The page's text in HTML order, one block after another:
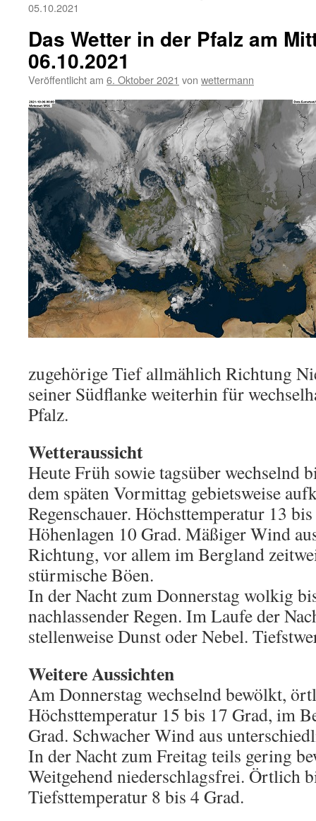
05.10.2021
Das Wetter in der Pfalz am
06.10.2021
Veröffentlicht am 6. Oktober 2021 von wettermann
zugehörige Tief allmählich Richtung
seiner Südflanke weiterhin für
Pfalz.
Wetteraussicht
Heute Früh sowie tagsüber wechselnd
dem späten Vormittag gebietsweise
Regenschauer. Höchsttemperatur 13
Höhenlagen 10 Grad. Mäßiger Wind
Richtung, vor allem im Bergland
stürmische Böen.
In der Nacht zum Donnerstag wolkig
nachlassender Regen. Im Laufe der
stellenweise Dunst oder Nebel.
Weitere Aussichten
Am Donnerstag wechselnd bewölkt,
Höchsttemperatur 15 bis 17 Grad, im
Grad. Schwacher Wind aus
In der Nacht zum Freitag teils gering
Weitgehend niederschlagsfrei. Örtlich
Tiefsttemperatur 8 bis 4 Grad.